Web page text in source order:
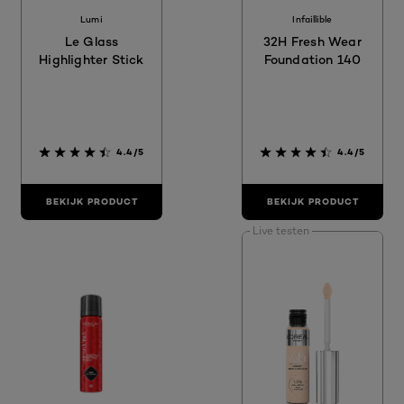
Lumi
Le Glass
Highlighter Stick
4.4/5
BEKIJK PRODUCT
Infaillible
32H Fresh Wear
Foundation 140
4.4/5
BEKIJK PRODUCT
Live testen